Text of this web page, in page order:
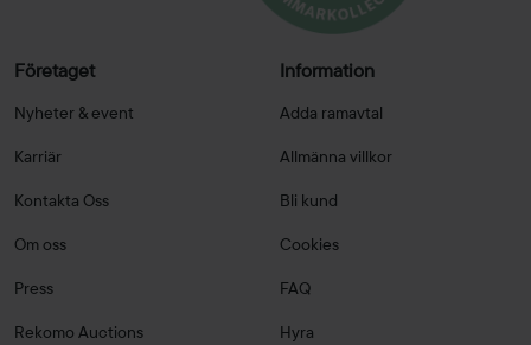
Företaget
Nyheter & event
Karriär
Kontakta Oss
Om oss
Press
Rekomo Auctions
Information
Adda ramavtal
Allmänna villkor
Bli kund
Cookies
FAQ
Hyra